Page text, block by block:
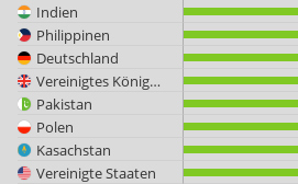
Indien
Philippinen
Deutschland
Vereinigtes Königreich
Pakistan
Polen
Kasachstan
Vereinigte Staaten